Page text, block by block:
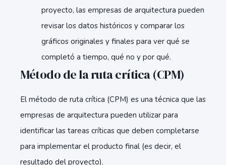
proyecto, las empresas de arquitectura pueden
revisar los datos históricos y comparar los
gráficos originales y finales para ver qué se
completó a tiempo, qué no y por qué.
Método de la ruta crítica (CPM)
El método de ruta crítica (CPM) es una técnica que las
empresas de arquitectura pueden utilizar para
identificar las tareas críticas que deben completarse
para implementar el producto final (es decir, el
resultado del proyecto).